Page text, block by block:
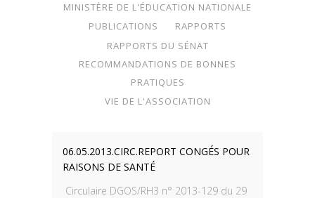
MINISTÈRE DE L'ÉDUCATION NATIONALE
PUBLICATIONS
RAPPORTS
RAPPORTS DU SÉNAT
RECOMMANDATIONS DE BONNES
PRATIQUES
VIE DE L'ASSOCIATION
06.05.2013.CIRC.REPORT CONGÉS POUR
RAISONS DE SANTÉ
Circulaire DGOS/RH3 n° 2013-129 du 29